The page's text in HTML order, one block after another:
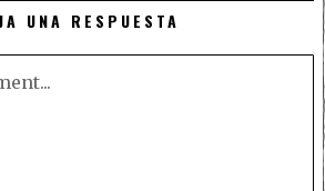
UNA RESPUESTA